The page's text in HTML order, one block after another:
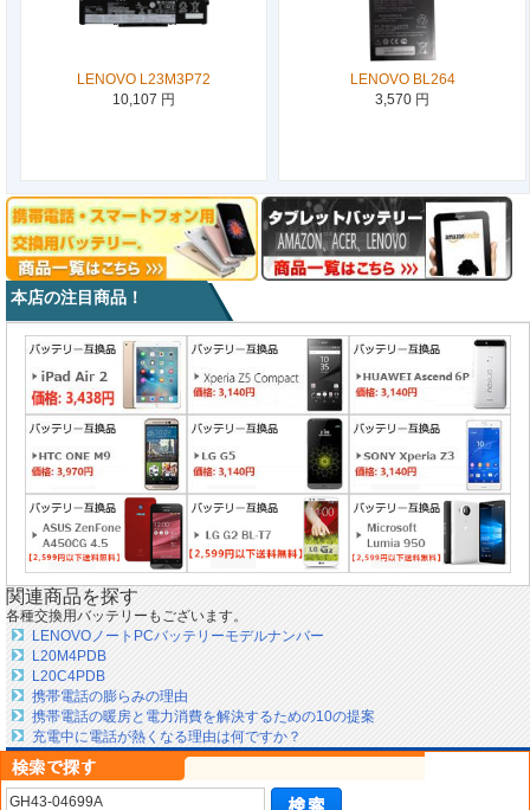
LENOVO L23M3P72
10,107 円
LENOVO BL264
3,570 円
本店の注目商品！
関連商品を探す
各種交換用バッテリーもございます。
LENOVOノートPCバッテリーモデルナンバー
L20M4PDB
L20C4PDB
携帯電話の膨らみの理由
携帯電話の暖房と電力消費を解決するための10の提案
充電中に電話が熱くなる理由は何ですか？